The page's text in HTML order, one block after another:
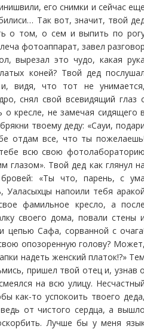
его снимки и сейчас
Так вот, значит, твой
о том, о сем и выпить по
фотоаппарат, завел
вырезал это чудо, какая
коней? Твой дед
видя, что тот не
снял свой всевидящий глаз
о кресле, не замечая сидящего
твоему деду: «Сауи,
отдам все, что ты
всю свою
глазом». Твой дед как глянул
«Ты что, парень, с
напоили тебя
фамильное кресло, а
своего дома, повали стены
Сафа, сорванной с
опозоренную голову?
надеть женский платок!?»
пришел твой отец и, узнав
на всю улицу.
как-то успокоить твоего
от чистого сердца, а
Лучше бы у меня